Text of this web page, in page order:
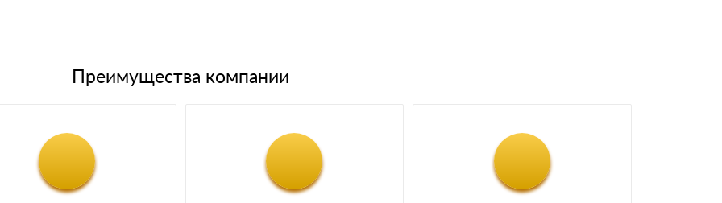
Преимущества компании